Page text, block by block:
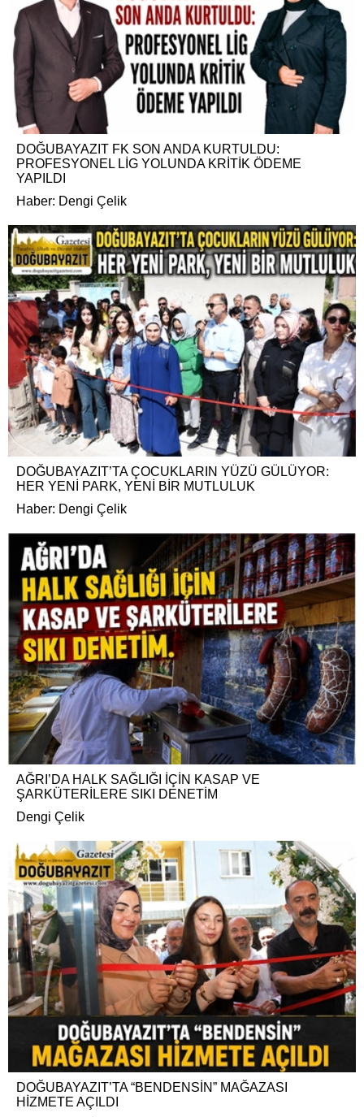
DOĞUBAYAZIT FK SON ANDA KURTULDU:
PROFESYONEL LİG YOLUNDA KRİTİK ÖDEME
YAPILDI
Haber: Dengi Çelik
DOĞUBAYAZIT’TA ÇOCUKLARIN YÜZÜ GÜLÜYOR:
HER YENİ PARK, YENİ BİR MUTLULUK
Haber: Dengi Çelik
AĞRI’DA HALK SAĞLIĞI İÇİN KASAP VE
ŞARKÜTERİLERE SIKI DENETİM
Dengi Çelik
DOĞUBAYAZIT’TA “BENDENSİN” MAĞAZASI
HİZMETE AÇILDI